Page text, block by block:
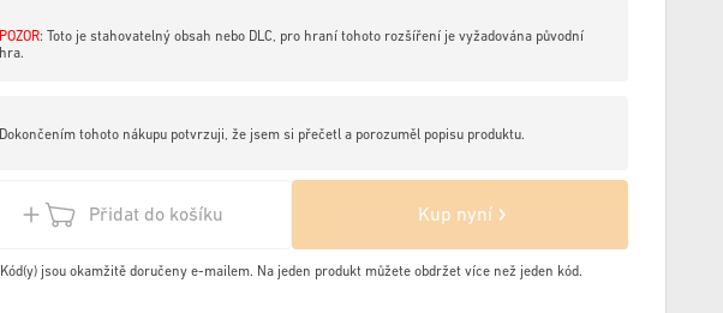
POZOR: Toto je stahovatelný obsah nebo DLC, pro hraní tohoto rozšíření je vyžadována původní
hra.
Dokončením tohoto nákupu potvrzuji, že jsem si přečetl a porozuměl popisu produktu.
Přidat do košíku Kup nyní
Kód(y) jsou okamžitě doručeny e-mailem. Na jeden produkt můžete obdržet více než jeden kód.